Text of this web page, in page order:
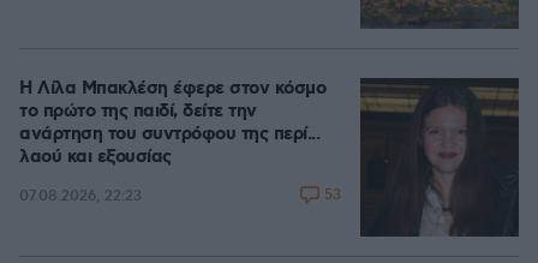
Η Λίλα Μπακλέση έφερε στον κόσμο
το πρώτο της παιδί, δείτε την
ανάρτηση του συντρόφου της περί...
λαού και εξουσίας
07.08.2026, 22:23 53